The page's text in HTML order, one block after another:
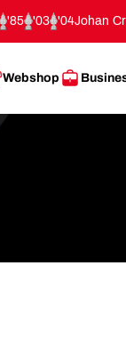
'85 '03 '04Johan
Webshop